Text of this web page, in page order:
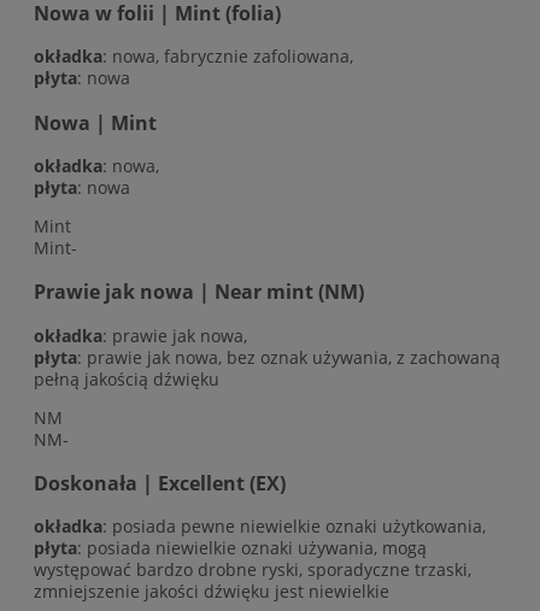
Nowa w folii | Mint (folia)
okładka: nowa, fabrycznie zafoliowana,
płyta: nowa
Nowa | Mint
okładka: nowa,
płyta: nowa
Mint
Mint-
Prawie jak nowa | Near mint (NM)
okładka: prawie jak nowa,
płyta: prawie jak nowa, bez oznak używania, z zachowaną
pełną jakością dźwięku
NM
NM-
Doskonała | Excellent (EX)
okładka: posiada pewne niewielkie oznaki użytkowania,
płyta: posiada niewielkie oznaki używania, mogą
występować bardzo drobne ryski, sporadyczne trzaski,
zmniejszenie jakości dźwięku jest niewielkie